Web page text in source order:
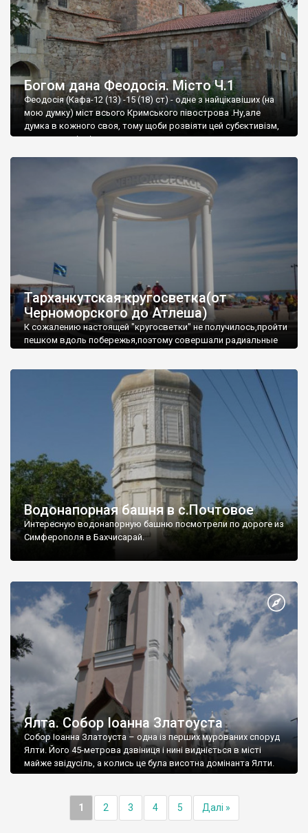
Богом дана Феодосія. Місто Ч.1
Феодосія (Кафа-12 (13) -15 (18) ст) - одне з найцікавіших (на
мою думку) міст всього Кримського півострова .Ну,але
думка в кожного своя, тому щоби розвіяти цей субєктивізм,
запрошую відвідати це
Тарханкутская кругосветка(от
Черноморского до Атлеша)
К сожалению настоящей "кругосветки" не получилось,пройти
пешком вдоль побережья,поэтому совершали радиальные
Водонапорная башня в с.Почтовое
Интересную водонапорную башню посмотрели по дороге из
Симферополя в Бахчисарай.
Ялта. Собор Іоанна Златоуста
Собор Іоанна Златоуста – одна із перших мурованих споруд
Ялти. Його 45-метрова дзвіниця і нині видніється в місті
майже звідусіль, а колись це була висотна домінанта Ялти.
1 2 3 4 5 Далі »